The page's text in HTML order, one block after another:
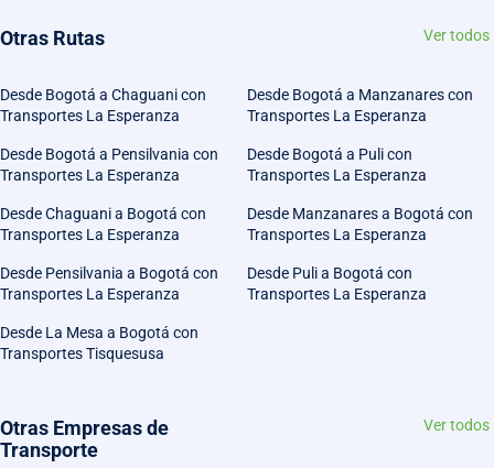
Otras Rutas Ver todos
Desde Bogotá a Chaguani con
Transportes La Esperanza
Desde Bogotá a Manzanares con
Transportes La Esperanza
Desde Bogotá a Pensilvania con
Transportes La Esperanza
Desde Bogotá a Puli con
Transportes La Esperanza
Desde Chaguani a Bogotá con
Transportes La Esperanza
Desde Manzanares a Bogotá con
Transportes La Esperanza
Desde Pensilvania a Bogotá con
Transportes La Esperanza
Desde Puli a Bogotá con
Transportes La Esperanza
Desde La Mesa a Bogotá con
Transportes Tisquesusa
Otras Empresas de
Transporte
Ver todos